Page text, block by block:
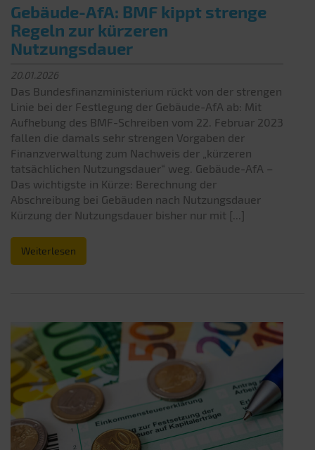
Gebäude-AfA: BMF kippt strenge
Regeln zur kürzeren
Nutzungsdauer
20.01.2026
Das Bundesfinanzministerium rückt von der strengen
Linie bei der Festlegung der Gebäude-AfA ab: Mit
Aufhebung des BMF-Schreiben vom 22. Februar 2023
fallen die damals sehr strengen Vorgaben der
Finanzverwaltung zum Nachweis der „kürzeren
tatsächlichen Nutzungsdauer“ weg. Gebäude-AfA –
Das wichtigste in Kürze: Berechnung der
Abschreibung bei Gebäuden nach Nutzungsdauer
Kürzung der Nutzungsdauer bisher nur mit [...]
Weiterlesen